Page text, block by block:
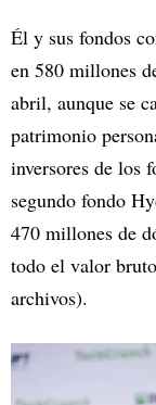
Él y sus fondos
en 580 millones
abril, aunque se
patrimonio
inversores de los
segundo fondo
470 millones de
todo el valor
archivos).